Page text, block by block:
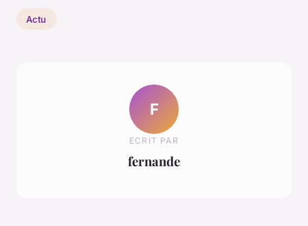
Actu
F
ECRIT PAR
fernande